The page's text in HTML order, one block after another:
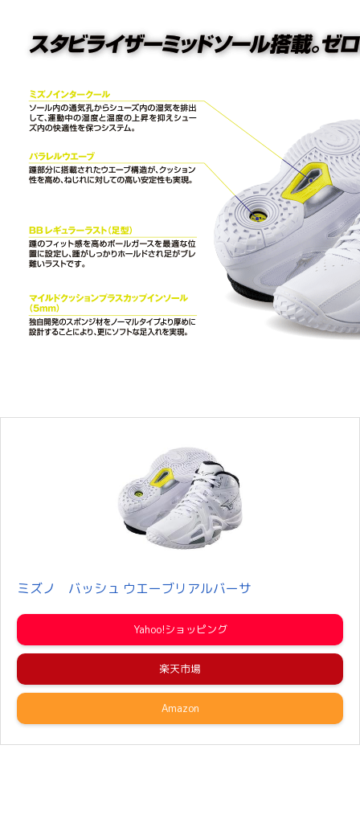
ミズノ バッシュ ウエーブリアルバーサ
Yahoo!ショッピング
楽天市場
Amazon